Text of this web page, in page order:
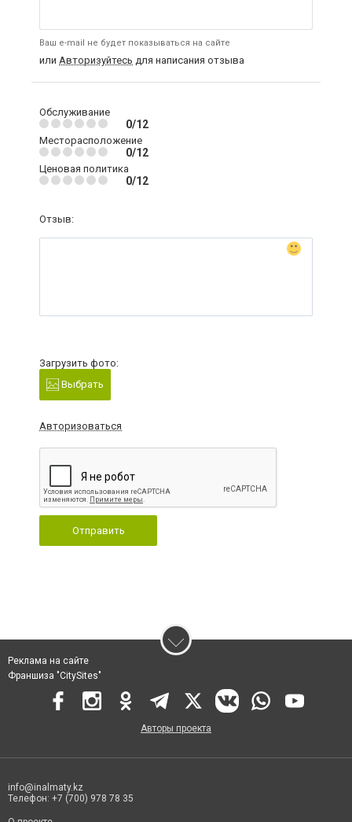
Ваш e-mail не будет показываться на сайте
или Авторизуйтесь для написания отзыва
Обслуживание
0/12
Месторасположение
0/12
Ценовая политика
0/12
Отзыв:
Загрузить фото:
Выбрать
Авторизоваться
Отправить
Реклама на сайте
Франшиза "CitySites"
Авторы проекта
info@inalmaty.kz
Телефон: +7 (700) 978 78 35